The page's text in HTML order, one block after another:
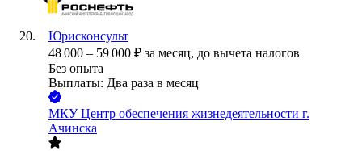
Юрисконсульт
48 000 – 59 000 ₽ за месяц, до вычета налогов
Без опыта
Выплаты: Два раза в месяц
МКУ Центр обеспечения жизнедеятельности г.
Ачинска